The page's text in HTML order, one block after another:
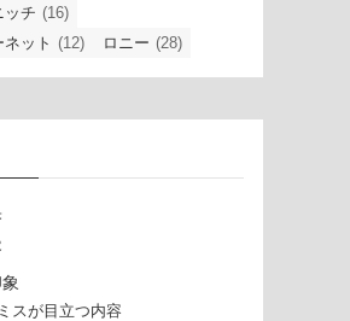
ッチ (16)
ット (12) ロニー (28)
スが目立つ内容